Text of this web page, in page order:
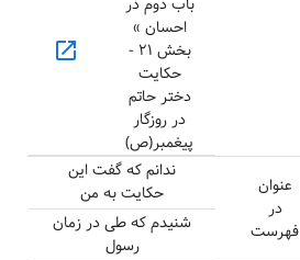
احسان »
بخش ۲۱ -
حکایت
دختر حاتم
در روزگار
پیغمبر(ص)
open_in_new
عنوان
در
فهرست
ندانم که گفت این
حکایت به من
شنیدم که طی در زمان
رسول